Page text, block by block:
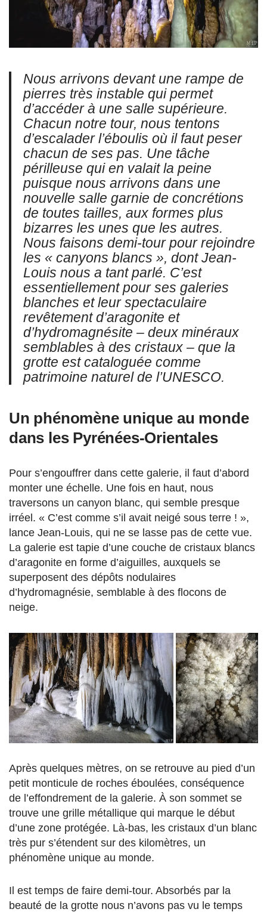
Nous arrivons devant une rampe de
pierres très instable qui permet
d’accéder à une salle supérieure.
Chacun notre tour, nous tentons
d’escalader l’éboulis où il faut peser
chacun de ses pas. Une tâche
périlleuse qui en valait la peine
puisque nous arrivons dans une
nouvelle salle garnie de concrétions
de toutes tailles, aux formes plus
bizarres les unes que les autres.
Nous faisons demi-tour pour rejoindre
les « canyons blancs », dont Jean-
Louis nous a tant parlé. C’est
essentiellement pour ses galeries
blanches et leur spectaculaire
revêtement d’aragonite et
d’hydromagnésite – deux minéraux
semblables à des cristaux – que la
grotte est cataloguée comme
patrimoine naturel de l’UNESCO.
Un phénomène unique au monde
dans les Pyrénées-Orientales
Pour s’engouffrer dans cette galerie, il faut d’abord
monter une échelle. Une fois en haut, nous
traversons un canyon blanc, qui semble presque
irréel. « C’est comme s’il avait neigé sous terre ! »,
lance Jean-Louis, qui ne se lasse pas de cette vue.
La galerie est tapie d’une couche de cristaux blancs
d’aragonite en forme d’aiguilles, auxquels se
superposent des dépôts nodulaires
d’hydromagnésie, semblable à des flocons de
neige.
Après quelques mètres, on se retrouve au pied d’un
petit monticule de roches éboulées, conséquence
de l’effondrement de la galerie. À son sommet se
trouve une grille métallique qui marque le début
d’une zone protégée. Là-bas, les cristaux d’un blanc
très pur s’étendent sur des kilomètres, un
phénomène unique au monde.
Il est temps de faire demi-tour. Absorbés par la
beauté de la grotte nous n’avons pas vu le temps